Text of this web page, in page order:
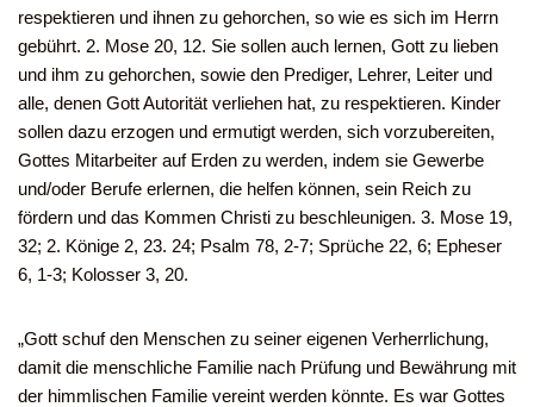
respektieren und ihnen zu gehorchen, so wie es sich im Herrn
gebührt. 2. Mose 20, 12. Sie sollen auch lernen, Gott zu lieben
und ihm zu gehorchen, sowie den Prediger, Lehrer, Leiter und
alle, denen Gott Autorität verliehen hat, zu respektieren. Kinder
sollen dazu erzogen und ermutigt werden, sich vorzubereiten,
Gottes Mitarbeiter auf Erden zu werden, indem sie Gewerbe
und/oder Berufe erlernen, die helfen können, sein Reich zu
fördern und das Kommen Christi zu beschleunigen. 3. Mose 19,
32; 2. Könige 2, 23. 24; Psalm 78, 2-7; Sprüche 22, 6; Epheser
6, 1-3; Kolosser 3, 20.
„Gott schuf den Menschen zu seiner eigenen Verherrlichung,
damit die menschliche Familie nach Prüfung und Bewährung mit
der himmlischen Familie vereint werden könnte. Es war Gottes